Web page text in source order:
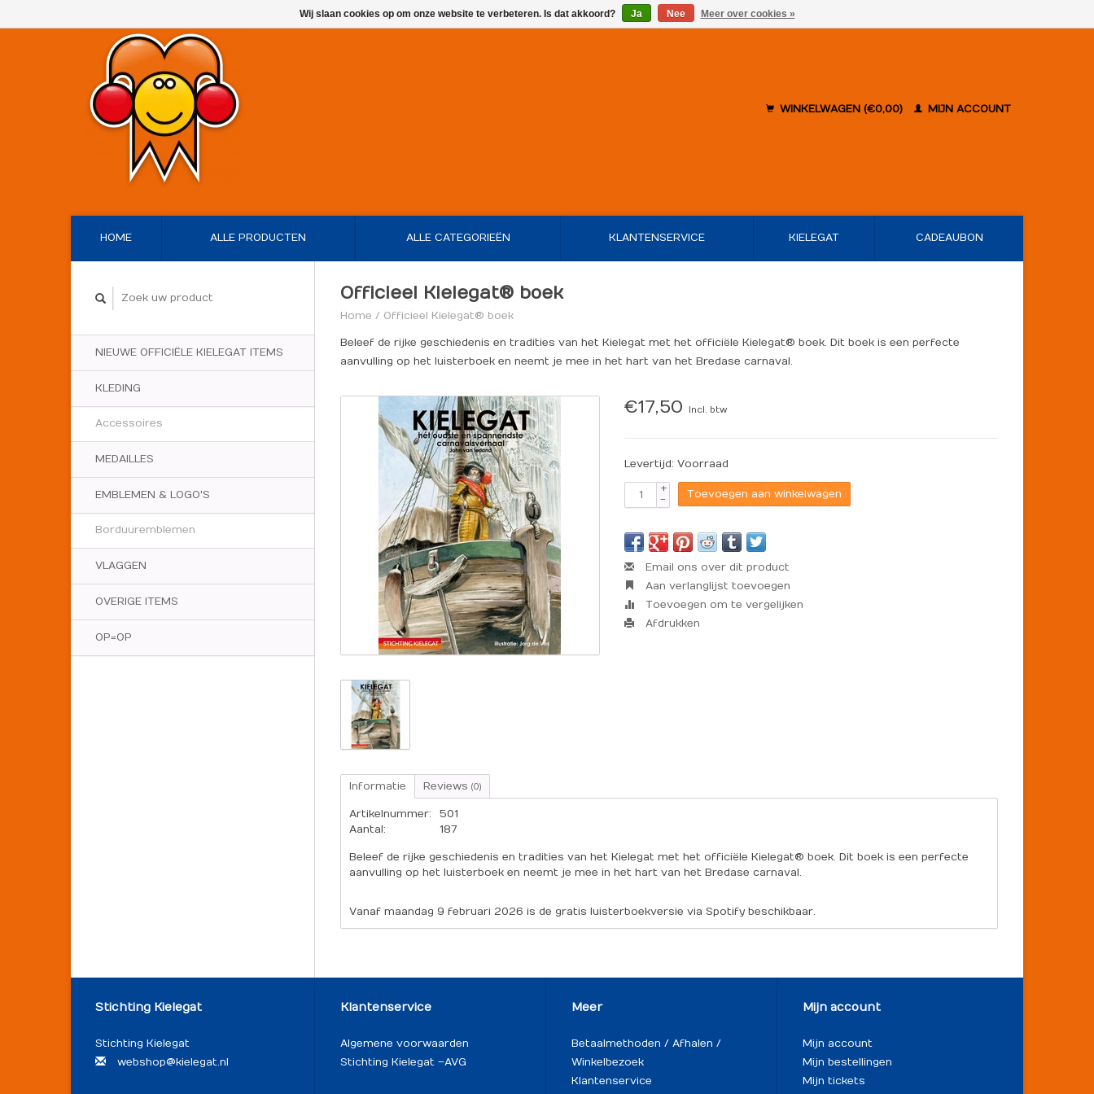
WINKELWAGEN (€0,00) MIJN ACCOUNT
HOME ALLE PRODUCTEN ALLE CATEGORIEËN KLANTENSERVICE KIELEGAT CADEAUBON
NIEUWE OFFICIËLE KIELEGAT ITEMS
KLEDING
Accessoires
MEDAILLES
EMBLEMEN & LOGO'S
Borduuremblemen
VLAGGEN
OVERIGE ITEMS
OP=OP
Officieel Kielegat® boek
Home / Officieel Kielegat® boek
Beleef de rijke geschiedenis en tradities van het Kielegat met het officiële Kielegat® boek. Dit boek is een perfecte
aanvulling op het luisterboek en neemt je mee in het hart van het Bredase carnaval.
€17,50 Incl. btw
Levertijd: Voorraad
+
-
Toevoegen aan winkelwagen
Email ons over dit product
Aan verlanglijst toevoegen
Toevoegen om te vergelijken
Afdrukken
Informatie Reviews (0)
Artikelnummer:
501
Aantal:
187
Beleef de rijke geschiedenis en tradities van het Kielegat met het officiële Kielegat® boek. Dit boek is een perfecte
aanvulling op het luisterboek en neemt je mee in het hart van het Bredase carnaval.
Vanaf maandag 9 februari 2026 is de gratis luisterboekversie via Spotify beschikbaar.
Stichting Kielegat
Stichting Kielegat
webshop@kielegat.nl
Klantenservice
Algemene voorwaarden
Stichting Kielegat – AVG
Meer
Betaalmethoden / Afhalen /
Winkelbezoek
Klantenservice
Mijn account
Mijn account
Mijn bestellingen
Mijn tickets
Wij slaan cookies op om onze website te verbeteren. Is dat akkoord? Ja Nee Meer over cookies »